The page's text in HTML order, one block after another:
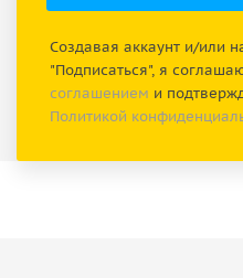
Создавая аккаунт и/или
"Подписаться", я
соглашением и
Политикой